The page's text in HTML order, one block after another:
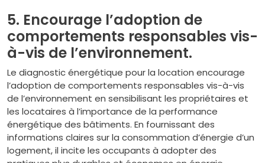
5. Encourage l’adoption de
comportements responsables vis-
à-vis de l’environnement.
Le diagnostic énergétique pour la location encourage
l’adoption de comportements responsables vis-à-vis
de l’environnement en sensibilisant les propriétaires et
les locataires à l’importance de la performance
énergétique des bâtiments. En fournissant des
informations claires sur la consommation d’énergie d’un
logement, il incite les occupants à adopter des